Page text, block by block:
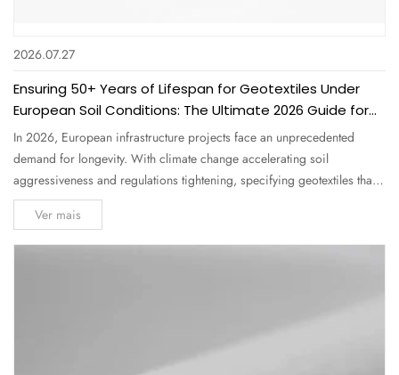
2026.07.27
Ensuring 50+ Years of Lifespan for Geotextiles Under
European Soil Conditions: The Ultimate 2026 Guide for
Procurement Professionals
In 2026, European infrastructure projects face an unprecedented
demand for longevity. With climate change accelerating soil
aggressiveness and regulations tightening, specifying geotextiles that
can endure 50+ years under European soil conditions is no longer a
luxury—it's a contractual and environmental necessity. As a leading
Nonwoven...
Ver mais